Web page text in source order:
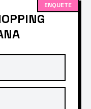
ENQUETE